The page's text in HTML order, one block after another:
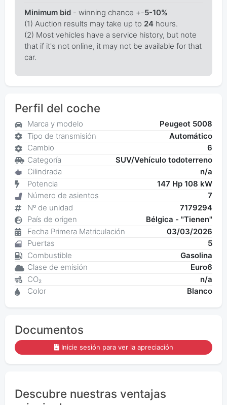
Minimum bid- winning chance +-5-10%
(1) Auction results may take up to 24hours.
(2) Most vehicles have a service history, but note
that if it's not online, it may not be available for that
car.
Perfil del coche
Marca y modelo
Peugeot 5008
Tipo de transmisión
Automático
Cambio
6
Categoría
SUV/Vehículo todoterreno
Cilindrada
n/a
Potencia
147 Hp 108 kW
Número de asientos
7
Nº de unidad
7179294
País de origen
Bélgica - "Tienen"
Fecha Primera Matriculación
03/03/2026
Puertas
5
Combustible
Gasolina
Clase de emisión
Euro6
CO₂
n/a
Color
Blanco
Documentos
Inicie sesión para ver la apreciación
Descubre nuestras ventajas